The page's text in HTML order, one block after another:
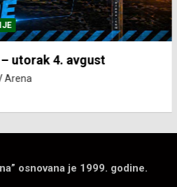
4. avgust
osnovana je 1999. godine.